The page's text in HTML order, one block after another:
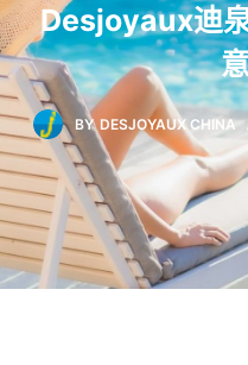
Desjoyaux迪
BY DESJOYAUX CHINA